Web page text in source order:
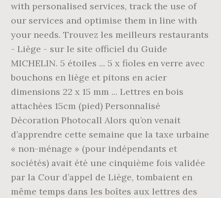
with personalised services, track the use of
our services and optimise them in line with
your needs. Trouvez les meilleurs restaurants
- Liège - sur le site officiel du Guide
MICHELIN. 5 étoiles ... 5 x fioles en verre avec
bouchons en liège et pitons en acier
dimensions 22 x 15 mm ... Lettres en bois
attachées 15cm (pied) Personnalisé
Décoration Photocall Alors qu’on venait
d’apprendre cette semaine que la taxe urbaine
« non-ménage » (pour indépendants et
sociétés) avait été une cinquième fois validée
par la Cour d’appel de Liège, tombaient en
même temps dans les boîtes aux lettres des